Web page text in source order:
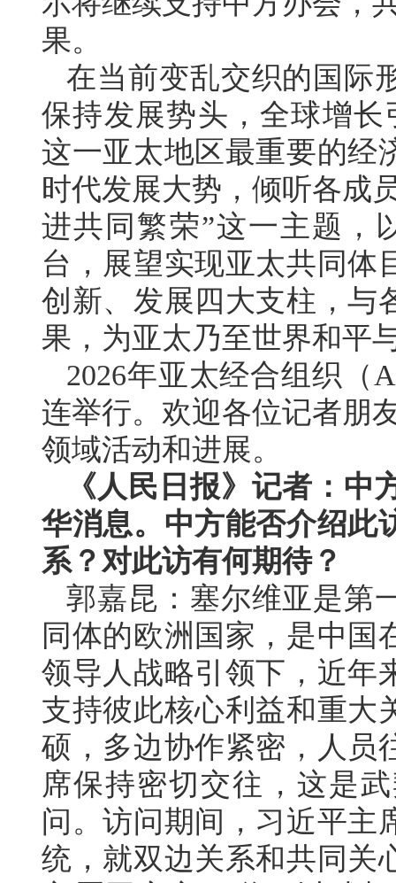
果。
在当前变乱交织的国际
保持发展势头，全球增长
这一亚太地区最重要的经
时代发展大势，倾听各成
进共同繁荣”这一主题，
台，展望实现亚太共同体
创新、发展四大支柱，与
果，为亚太乃至世界和平
2026年亚太经合组织（
连举行。欢迎各位记者朋
领域活动和进展。
《人民日报》记者：
华消息。中方能否介绍此
系？对此访有何期待？
郭嘉昆：塞尔维亚是第
同体的欧洲国家，是中国
领导人战略引领下，近年
支持彼此核心利益和重大
硕，多边协作紧密，人员
席保持密切交往，这是
问。访问期间，习近平主
统，就双边关系和共同关